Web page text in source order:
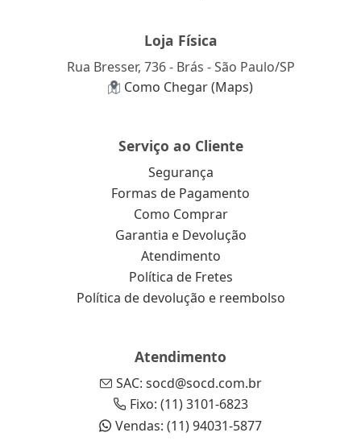
Loja Física
Rua Bresser, 736 - Brás - São Paulo/SP
Como Chegar (Maps)
Serviço ao Cliente
Segurança
Formas de Pagamento
Como Comprar
Garantia e Devolução
Atendimento
Política de Fretes
Política de devolução e reembolso
Atendimento
SAC: socd@socd.com.br
Fixo: (11) 3101-6823
Vendas: (11) 94031-5877